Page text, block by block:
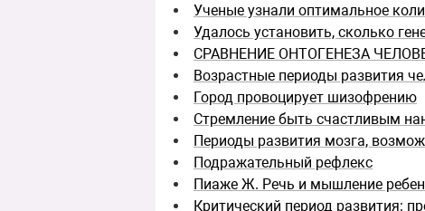
Ученые узнали оптимальное
Удалось установить, сколько
СРАВНЕНИЕ ОНТОГЕНЕЗА
Возрастные периоды развития
Город провоцирует шизофрению
Стремление быть счастливым
Периоды развития мозга,
Подражательный рефлекс
Пиаже Ж. Речь и мышление
Критический период развития: